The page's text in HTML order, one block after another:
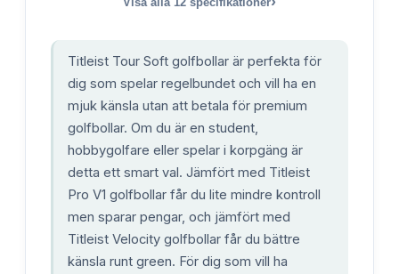
Titleist Tour Soft golfbollar är perfekta för
dig som spelar regelbundet och vill ha en
mjuk känsla utan att betala för premium
golfbollar. Om du är en student,
hobbygolfare eller spelar i korpgäng är
detta ett smart val. Jämfört med Titleist
Pro V1 golfbollar får du lite mindre kontroll
men sparar pengar, och jämfört med
Titleist Velocity golfbollar får du bättre
känsla runt green. För dig som vill ha